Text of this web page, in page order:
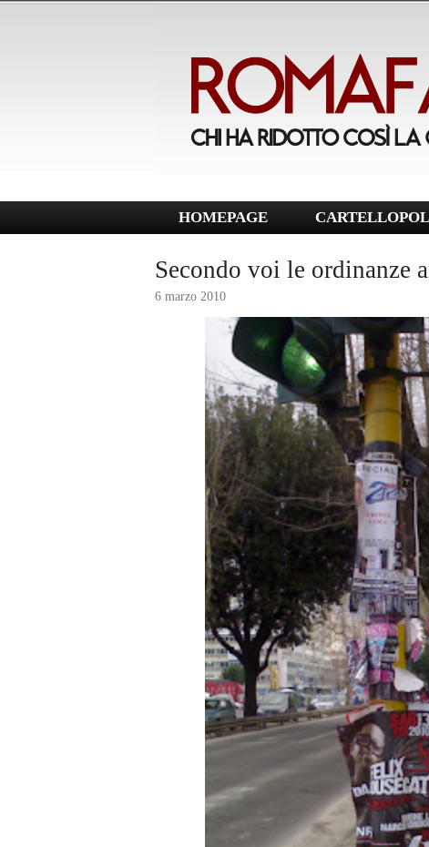
HOMEPAGE
Secondo voi le ordinanze
6 marzo 2010